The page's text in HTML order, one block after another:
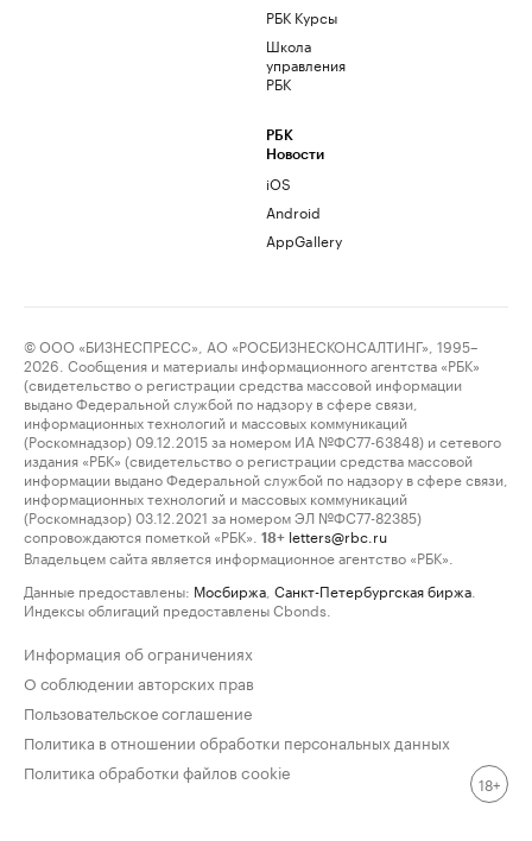
РБК Курсы
Школа
управления
РБК
РБК
Новости
iOS
Android
AppGallery
© ООО «БИЗНЕСПРЕСС», АО «РОСБИЗНЕСКОНСАЛТИНГ», 1995–
2026. Сообщения и материалы информационного агентства «РБК»
(свидетельство о регистрации средства массовой информации
выдано Федеральной службой по надзору в сфере связи,
информационных технологий и массовых коммуникаций
(Роскомнадзор) 09.12.2015 за номером ИА №ФС77-63848) и сетевого
издания «РБК» (свидетельство о регистрации средства массовой
информации выдано Федеральной службой по надзору в сфере связи,
информационных технологий и массовых коммуникаций
(Роскомнадзор) 03.12.2021 за номером ЭЛ №ФС77-82385)
сопровождаются пометкой «РБК».
18+ letters@rbc.ru
Владельцем сайта является информационное агентство «РБК».
Данные предоставлены: Мосбиржа Санкт-Петербургская биржа
Индексы облигаций предоставлены Cbonds.
Информация об ограничениях
О соблюдении авторских прав
Пользовательское соглашение
Политика в отношении обработки персональных данных
Политика обработки файлов cookie
18+